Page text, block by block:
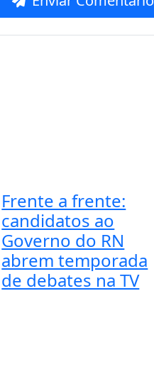
Frente a frente:
candidatos ao
Governo do RN
abrem temporada
de debates na TV